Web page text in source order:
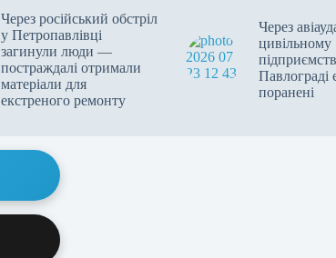
Через російський обстріл
у Петропавлівці
загинули люди —
постраждалі отримали
матеріали для
екстреного ремонту
Через
цивільному
Павлограді
поранені